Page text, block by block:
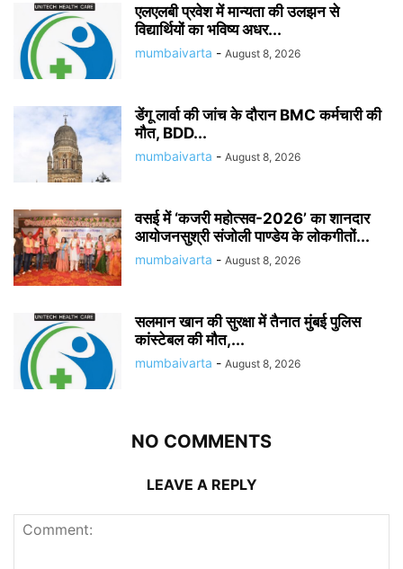
एलएलबी प्रवेश में मान्यता की उलझन से
विद्यार्थियों का भविष्य अधर...
mumbaivarta - August 8, 2026
डेंगू लार्वा की जांच के दौरान BMC कर्मचारी की
मौत, BDD...
mumbaivarta - August 8, 2026
वसई में ‘कजरी महोत्सव-2026’ का शानदार
आयोजनसुश्री संजोली पाण्डेय के लोकगीतों...
mumbaivarta - August 8, 2026
सलमान खान की सुरक्षा में तैनात मुंबई पुलिस
कांस्टेबल की मौत,...
mumbaivarta - August 8, 2026
NO COMMENTS
LEAVE A REPLY